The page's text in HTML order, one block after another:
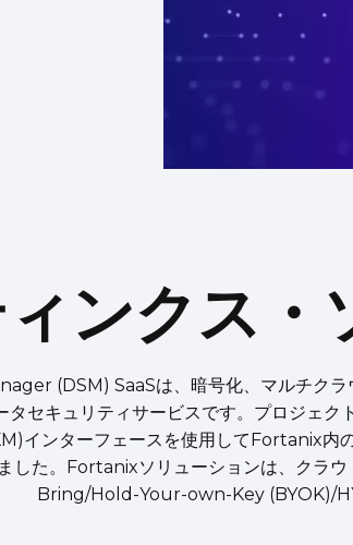
ンクス・
(DSM) SaaSは、暗号化、マルチクラ
タセキュリティサービスです。プロジェ
インターフェースを使用してFortanix内
した。Fortanixソリューションは、クラ
Bring/Hold-Your-own-Key (BYOK)/